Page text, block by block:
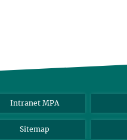
Intranet MPA
Sitemap